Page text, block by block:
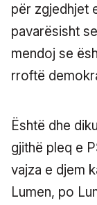
për zgjedhjet
pavarësisht
mendoj se
rroftë
Është dhe
gjithë pleq e
vajza e djem
Lumen, po